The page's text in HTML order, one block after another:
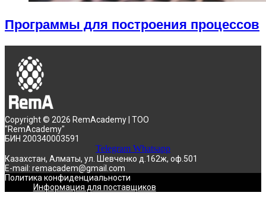
Программы для построения процессов
Copyright © 2026 RemAcademy | ТОО
"RemAcademy"
БИН 200340003591
Telegram Whatsapp
Казахстан, Алматы, ул. Шевченко д.162ж, оф.501
E-mail: remacadem@gmail.com
Политика конфиденциальности
Информация для поставщиков